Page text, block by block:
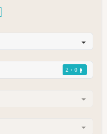
2 + 0